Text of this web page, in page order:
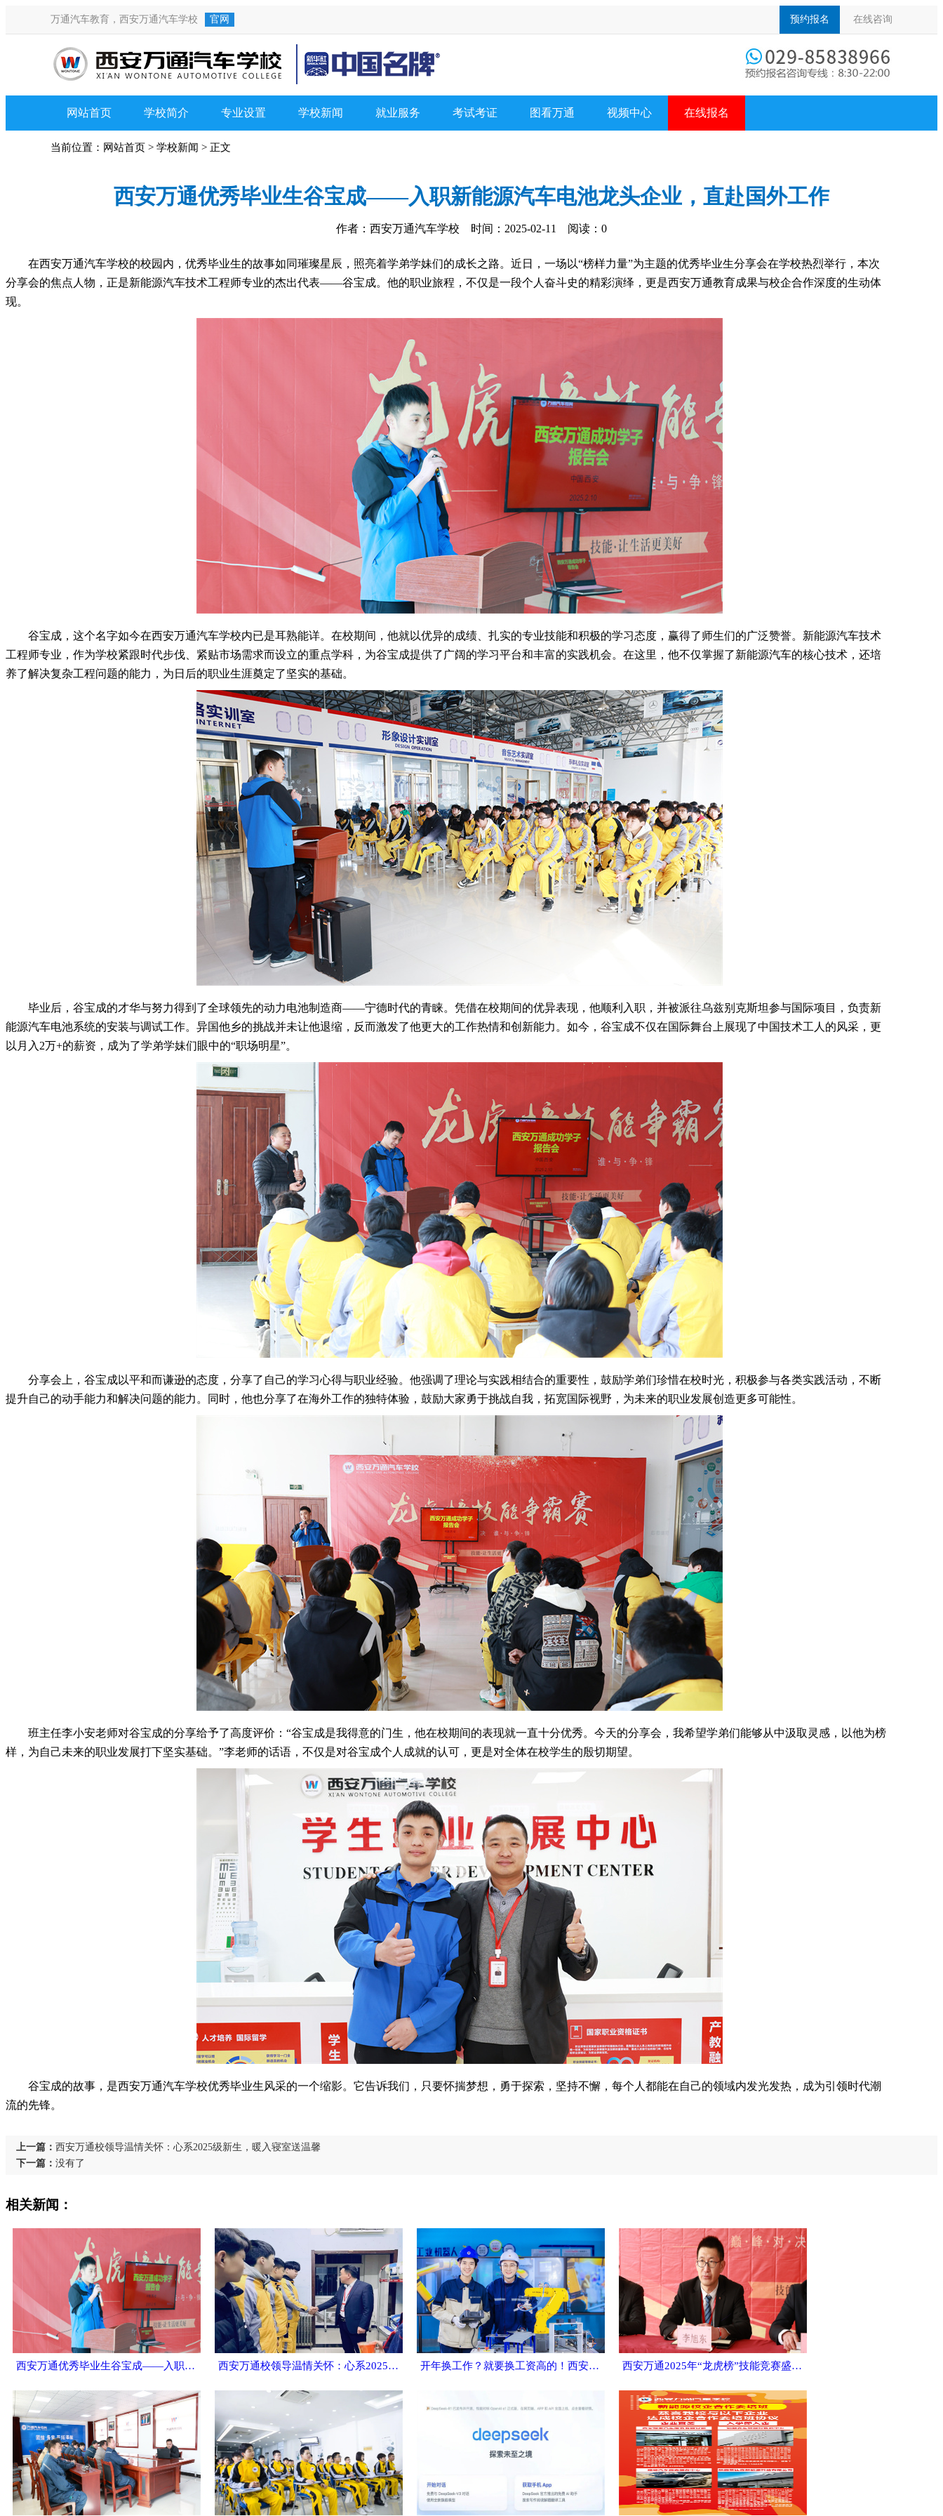
预约报名 在线咨询
万通汽车教育， 西安万通汽车学校 官网
网站首页 学校简介 专业设置 学校新闻 就业服务 考试考证 图看万通 视频中心 在线报名
当前位置： 网站首页 > 学校新闻 > 正文
西安万通优秀毕业生谷宝成——入职新能源汽车电池龙头企业，直赴国外工作
作者：西安万通汽车学校 时间：2025-02-11 阅读： 0
在西安万通汽车学校的校园内，优秀毕业生的故事如同璀璨星辰，照亮着学弟学妹们的成长之路。近日，一场以“榜样力量”为主题的优秀毕业生分享会在学校热烈举行，本次
分享会的焦点人物，正是新能源汽车技术工程师专业的杰出代表——谷宝成。他的职业旅程，不仅是一段个人奋斗史的精彩演绎，更是西安万通教育成果与校企合作深度的生动体
现。
谷宝成，这个名字如今在西安万通汽车学校内已是耳熟能详。在校期间，他就以优异的成绩、扎实的专业技能和积极的学习态度，赢得了师生们的广泛赞誉。新能源汽车技术
工程师专业，作为学校紧跟时代步伐、紧贴市场需求而设立的重点学科，为谷宝成提供了广阔的学习平台和丰富的实践机会。在这里，他不仅掌握了新能源汽车的核心技术，还培
养了解决复杂工程问题的能力，为日后的职业生涯奠定了坚实的基础。
毕业后，谷宝成的才华与努力得到了全球领先的动力电池制造商——宁德时代的青睐。凭借在校期间的优异表现，他顺利入职，并被派往乌兹别克斯坦参与国际项目，负责新
能源汽车电池系统的安装与调试工作。异国他乡的挑战并未让他退缩，反而激发了他更大的工作热情和创新能力。如今，谷宝成不仅在国际舞台上展现了中国技术工人的风采，更
以月入2万+的薪资，成为了学弟学妹们眼中的“职场明星”。
分享会上，谷宝成以平和而谦逊的态度，分享了自己的学习心得与职业经验。他强调了理论与实践相结合的重要性，鼓励学弟们珍惜在校时光，积极参与各类实践活动，不断
提升自己的动手能力和解决问题的能力。同时，他也分享了在海外工作的独特体验，鼓励大家勇于挑战自我，拓宽国际视野，为未来的职业发展创造更多可能性。
班主任李小安老师对谷宝成的分享给予了高度评价：“谷宝成是我得意的门生，他在校期间的表现就一直十分优秀。今天的分享会，我希望学弟们能够从中汲取灵感，以他为榜
样，为自己未来的职业发展打下坚实基础。”李老师的话语，不仅是对谷宝成个人成就的认可，更是对全体在校学生的殷切期望。
谷宝成的故事，是西安万通汽车学校优秀毕业生风采的一个缩影。它告诉我们，只要怀揣梦想，勇于探索，坚持不懈，每个人都能在自己的领域内发光发热，成为引领时代潮
流的先锋。
上一篇： 西安万通校领导温情关怀：心系2025级新生，暖入寝室送温馨
下一篇： 没有了
相关新闻：
西安万通优秀毕业生谷宝成——入职新能源汽车电池龙头企业，直赴国外工作 西安万通校领导温情关怀：心系2025级新生，暖入寝室送温馨 开年换工作？就要换工资高的！西安电工PLC技术去哪里学？ 西安万通2025年“龙虎榜”技能竞赛盛大启幕！